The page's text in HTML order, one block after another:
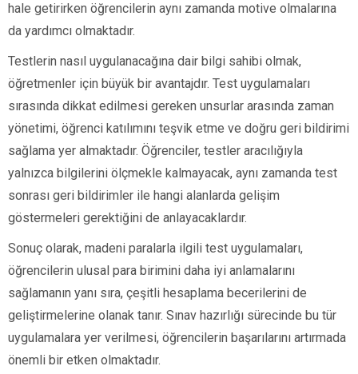
hale getirirken öğrencilerin aynı zamanda motive olmalarına
da yardımcı olmaktadır.
Testlerin nasıl uygulanacağına dair bilgi sahibi olmak,
öğretmenler için büyük bir avantajdır. Test uygulamaları
sırasında dikkat edilmesi gereken unsurlar arasında zaman
yönetimi, öğrenci katılımını teşvik etme ve doğru geri bildirimi
sağlama yer almaktadır. Öğrenciler, testler aracılığıyla
yalnızca bilgilerini ölçmekle kalmayacak, aynı zamanda test
sonrası geri bildirimler ile hangi alanlarda gelişim
göstermeleri gerektiğini de anlayacaklardır.
Sonuç olarak, madeni paralarla ilgili test uygulamaları,
öğrencilerin ulusal para birimini daha iyi anlamalarını
sağlamanın yanı sıra, çeşitli hesaplama becerilerini de
geliştirmelerine olanak tanır. Sınav hazırlığı sürecinde bu tür
uygulamalara yer verilmesi, öğrencilerin başarılarını artırmada
önemli bir etken olmaktadır.